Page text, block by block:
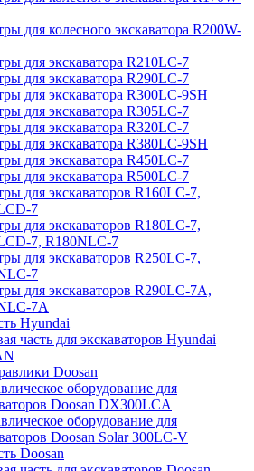
для колесного экскаватора R200W-
для экскаватора R210LC-7
для экскаватора R290LC-7
для экскаватора R300LC-9SH
для экскаватора R305LC-7
для экскаватора R320LC-7
для экскаватора R380LC-9SH
для экскаватора R450LC-7
для экскаватора R500LC-7
для экскаваторов R160LC-7,
7
для экскаваторов R180LC-7,
7, R180NLC-7
для экскаваторов R250LC-7,
7
для экскаваторов R290LC-7A,
7A
Hyundai
часть для экскаваторов Hyundai
Doosan
оборудование для
Doosan DX300LCA
оборудование для
Doosan Solar 300LC-V
Doosan